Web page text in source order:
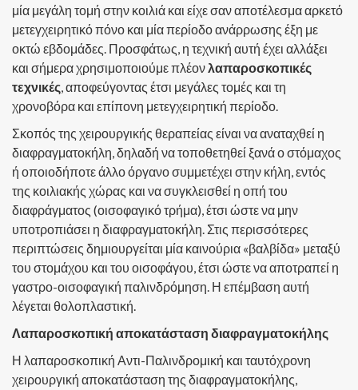
μία μεγάλη τομή στην κοιλιά και είχε σαν αποτέλεσμα αρκετό
μετεγχειρητικό πόνο και μία περίοδο ανάρρωσης έξη με
οκτώ εβδομάδες. Προσφάτως, η τεχνική αυτή έχει αλλάξει
και σήμερα χρησιμοποιούμε πλέονλαπαροσκοπικές
τεχνικές, αποφεύγοντας έτσι μεγάλες τομές και τη
χρονοβόρα και επίπονη μετεγχειρητική περίοδο.
Σκοπός της χειρουργικής θεραπείας είναι να αναταχθεί η
διαφραγματοκήλη, δηλαδή να τοποθετηθεί ξανά ο στόμαχος
ή οποιοδήποτε άλλο όργανο συμμετέχει στην κήλη, εντός
της κοιλιακής χώρας και να συγκλεισθεί η οπή του
διαφράγματος (οισοφαγικό τρήμα), έτσι ώστε να μην
υποτροπιάσει η διαφραγματοκήλη. Στις περισσότερες
περιπτώσεις δημιουργείται μία καινούρια «βαλβίδα» μεταξύ
του στομάχου και του οισοφάγου, έτσι ώστε να αποτραπεί η
γαστρο-οισοφαγική παλινδρόμηση. Η επέμβαση αυτή
λέγεται θολοπλαστική.
Λαπαροσκοπική αποκατάσταση διαφραγματοκήλης
Η λαπαροσκοπική Αντι-Παλινδρομική και ταυτόχρονη
χειρουργική αποκατάσταση της διαφραγματοκήλης,